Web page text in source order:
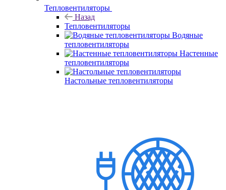
Тепловентиляторы
Назад
Тепловентиляторы
Водяные
тепловентиляторы
Настенные
тепловентиляторы
Настольные тепловентиляторы